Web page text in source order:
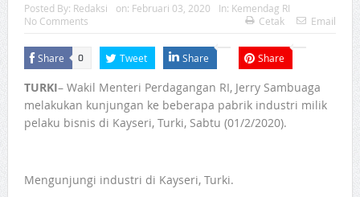
Posted By: Redaksi on: Februari 03, 2020 In: Kemendag RI
No Comments
Cetak Email
Share 0 Tweet Share Share
TURKI– Wakil Menteri Perdagangan RI, Jerry Sambuaga
melakukan kunjungan ke beberapa pabrik industri milik
pelaku bisnis di Kayseri, Turki, Sabtu (01/2/2020).
Mengunjungi industri di Kayseri, Turki.